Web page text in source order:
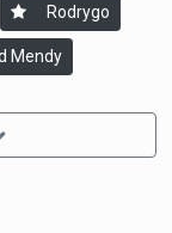
Rodrygo
Mendy